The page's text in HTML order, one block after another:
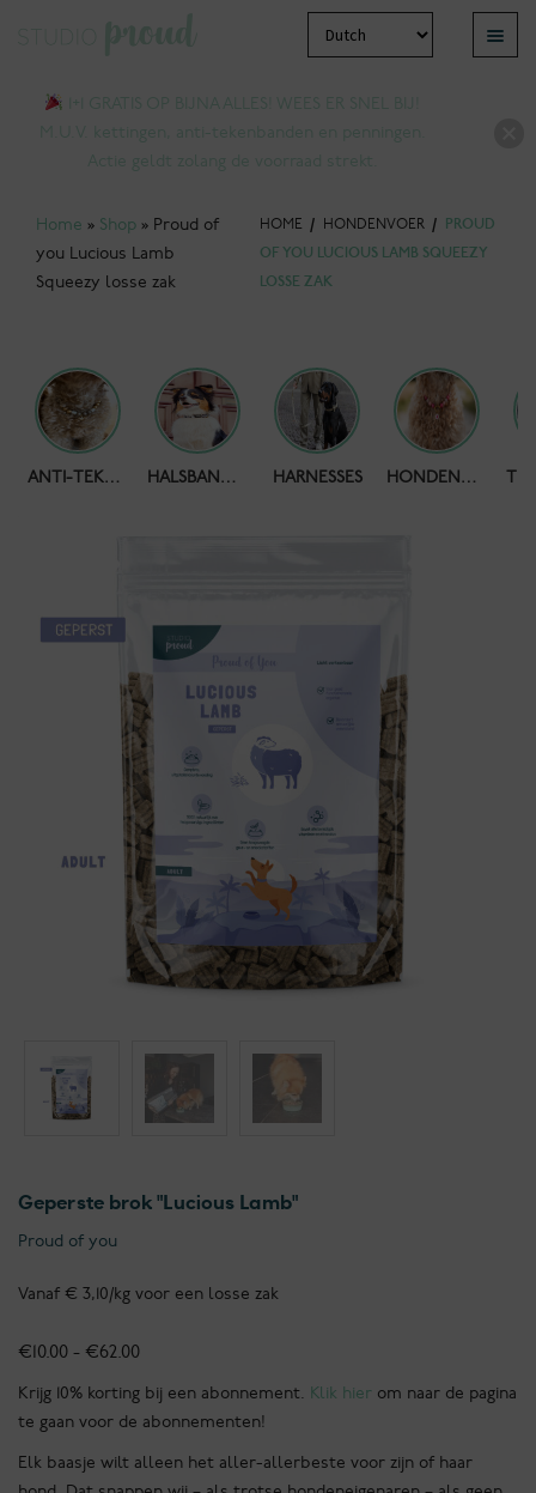
door
naar
Menu
Home » Shop » Proud of
you Lucious Lamb
Squeezy losse zak
HOME / HONDENVOER / PROUD
OF YOU LUCIOUS LAMB SQUEEZY
LOSSE ZAK
ANTI-TEKENBAND HALSBANDEN HARNESSES HONDENKETTING
Geperste brok "Lucious Lamb"
Proud of you
Vanaf € 3,10/kg voor een losse zak
€10.00 - €62.00Prijsklasse:
tot
Krijg 10% korting bij een abonnement. Klik hier om naar de pagina
te gaan voor de abonnementen!
Elk baasje wilt alleen het aller-allerbeste voor zijn of haar